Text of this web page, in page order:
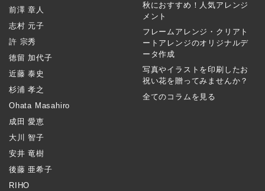
前澤 章人
志村 元子
許 宗秀
徳留 加代子
近藤 泰史
杉浦 孝之
Ohata Masahiro
成田 愛恵
大川 智子
安井 竜樹
後藤 亜希子
RIHO
秋におすすめ！人気アレンジ
メント
フレームアレンジ・クリアト
ートアレンジのオリジナルデ
ータ作成
写真やイラストを印刷したお
祝い花を贈ってみませんか？
全てのコラムを見る